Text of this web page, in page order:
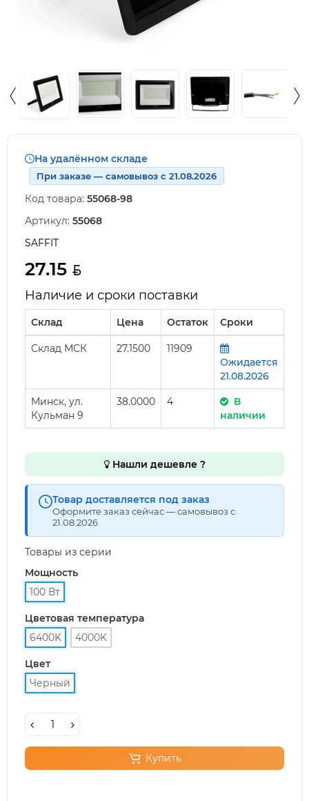
На удалённом складе
При заказе — самовывоз с 21.08.2026
Код товара: 55068-98
Артикул: 55068
SAFFIT
27.15
Наличие и сроки поставки
Склад Цена Остаток Сроки
Склад МСК 27.1500
11909
Ожидается
21.08.2026
Минск, ул.
Кульман 9
38.0000 4
В
наличии
Нашли дешевле ?
Товар доставляется под заказ
Оформите заказ сейчас — самовывоз с
21.08.2026
Товары из серии
Мощность
100 Вт
Цветовая температура
6400K
4000K
Цвет
Черный
Купить